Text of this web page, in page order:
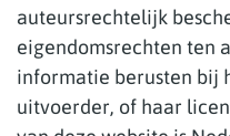
auteursrechtelijk
eigendomsrechten ten
informatie berusten bij
uitvoerder, of haar